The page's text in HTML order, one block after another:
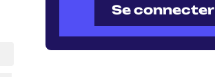
Se connecter